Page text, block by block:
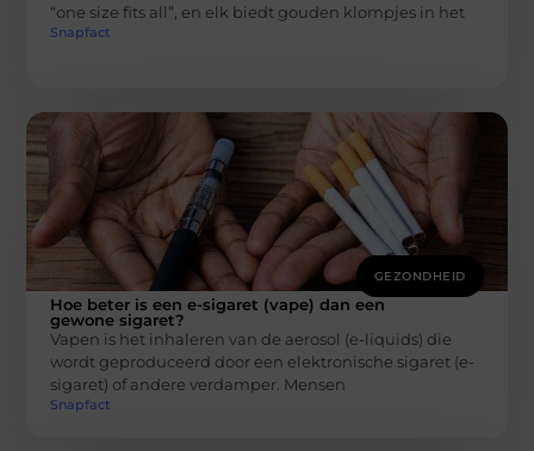
“one size fits all”, en elk biedt gouden klompjes in het
Snapfact
GEZONDHEID
Hoe beter is een e-sigaret (vape) dan een
gewone sigaret?
Vapen is het inhaleren van de aerosol (e-liquids) die
wordt geproduceerd door een elektronische sigaret (e-
sigaret) of andere verdamper. Mensen
Snapfact